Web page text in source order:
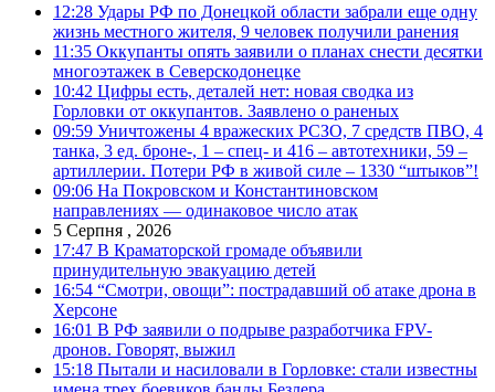
12:28 Удары РФ по Донецкой области забрали еще одну
жизнь местного жителя, 9 человек получили ранения
11:35 Оккупанты опять заявили о планах снести десятки
многоэтажек в Северскодонецке
10:42 Цифры есть, деталей нет: новая сводка из
Горловки от оккупантов. Заявлено о раненых
09:59 Уничтожены 4 вражеских РСЗО, 7 средств ПВО, 4
танка, 3 ед. броне-, 1 – спец- и 416 – автотехники, 59 –
артиллерии. Потери РФ в живой силе – 1330 “штыков”!
09:06 На Покровском и Константиновском
направлениях — одинаковое число атак
5 Серпня , 2026
17:47 В Краматорской громаде объявили
принудительную эвакуацию детей
16:54 “Смотри, овощи”: пострадавший об атаке дрона в
Херсоне
16:01 В РФ заявили о подрыве разработчика FPV-
дронов. Говорят, выжил
15:18 Пытали и насиловали в Горловке: стали известны